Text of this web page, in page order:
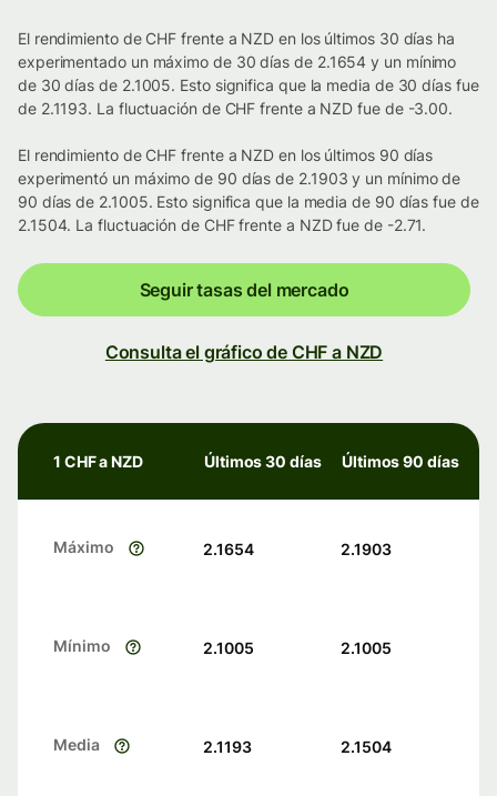
El rendimiento de CHF frente a NZD en los últimos 30 días ha
experimentado un máximo de 30 días de 2.1654 y un mínimo
de 30 días de 2.1005. Esto significa que la media de 30 días fue
de 2.1193. La fluctuación de CHF frente a NZD fue de -3.00.
El rendimiento de CHF frente a NZD en los últimos 90 días
experimentó un máximo de 90 días de 2.1903 y un mínimo de
90 días de 2.1005. Esto significa que la media de 90 días fue de
2.1504. La fluctuación de CHF frente a NZD fue de -2.71.
Seguir tasas del mercado
Consulta el gráfico de CHF a NZD
1 CHF a NZD Últimos 30 días Últimos 90 días
Máximo 2.1654 2.1903
Mínimo 2.1005 2.1005
Media 2.1193 2.1504